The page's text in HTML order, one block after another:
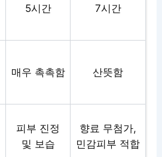
5시간 7시간
매우 촉촉함 산뜻함
피부 진정
및 보습
향료 무첨가,
민감피부 적합